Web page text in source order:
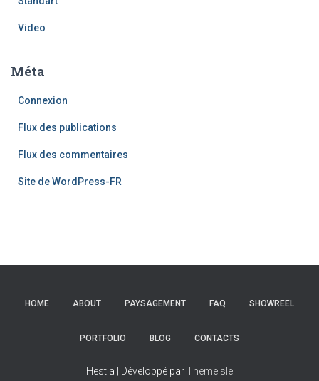
Video
Méta
Connexion
Flux des publications
Flux des commentaires
Site de WordPress-FR
HOME ABOUT PAYSAGEMENT FAQ SHOWREEL
PORTFOLIO BLOG CONTACTS
Hestia | Développé parThemeIsle